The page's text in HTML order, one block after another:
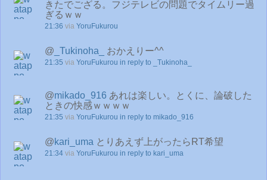
きたでござる。フジテレビの問題でタイムリー過
ぎるｗｗ
21:36 via YoruFukurou
@ _Tukinoha_ おかえりー^^
21:35 via YoruFukurou in reply to _Tukinoha_
@mikado_916 あれは楽しい。とくに、論破した
ときの快感ｗｗｗｗ
21:35 via YoruFukurou in reply to mikado_916
@kari_uma とりあえず上がったらRT希望
21:34 via YoruFukurou in reply to kari_uma